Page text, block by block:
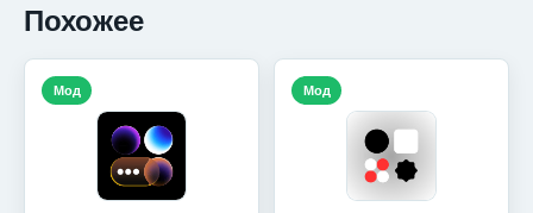
Похожее
Мод Мод